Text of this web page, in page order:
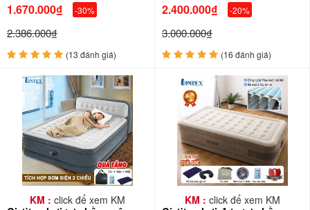
1.670.000₫ -30%
2.386.000₫
(13 đánh giá)
2.400.000₫ -20%
3.000.000₫
(16 đánh giá)
KM : click để xem KM
KM : click để xem KM